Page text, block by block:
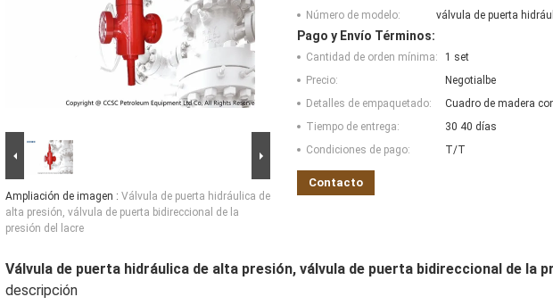
Ampliación de imagen : Válvula de puerta hidráulica de
alta presión, válvula de puerta bidireccional de la
presión del lacre
Número de modelo:
válvula de puerta
Pago y Envío Términos:
Cantidad de orden mínima:
1 set
Precio:
Negotialbe
Detalles de empaquetado:
Cuadro de madera
Tiempo de entrega:
30 40 días
Condiciones de pago:
T/T
Contacto
Válvula de puerta hidráulica de alta presión, válvula de puerta bidireccional de la
descripción